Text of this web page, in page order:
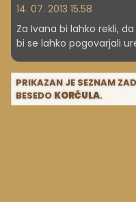
14. 07. 2013 15.58
Za Ivana bi lahko rekli,
bi se lahko pogovarjali
menicah. Mi smo v
o trgovanju z valutami,
imenom Forex. 'Nateg'
PRIKAZAN JE SEZNAM
BESEDO KORČULA.